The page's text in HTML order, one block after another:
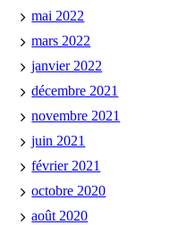
mai 2022
mars 2022
janvier 2022
décembre 2021
novembre 2021
juin 2021
février 2021
octobre 2020
août 2020